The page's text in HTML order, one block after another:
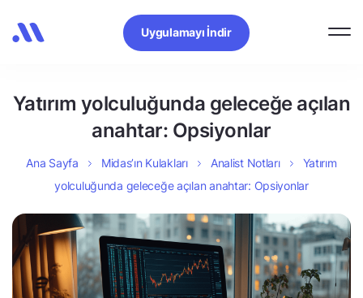
Uygulamayı İndir
Yatırım yolculuğunda geleceğe açılan
anahtar: Opsiyonlar
Ana Sayfa Midas’ın Kulakları Analist Notları
Yatırım
yolculuğunda geleceğe açılan anahtar: Opsiyonlar